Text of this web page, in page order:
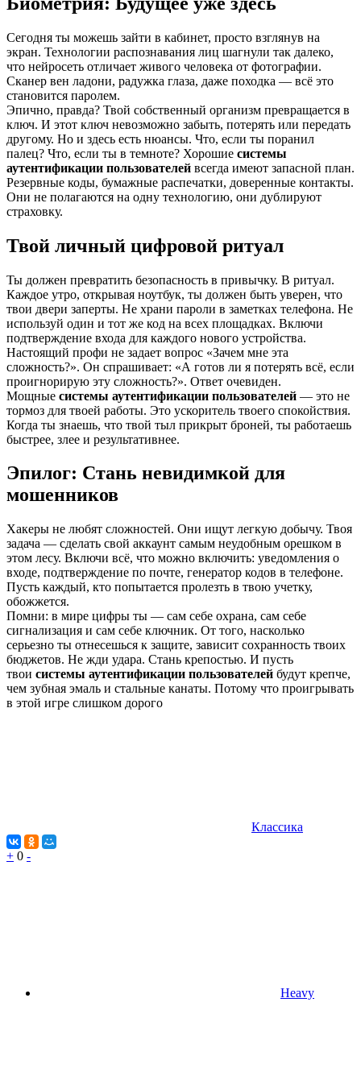
Сегодня ты можешь зайти в кабинет, просто взглянув на
экран. Технологии распознавания лиц шагнули так далеко,
что нейросеть отличает живого человека от фотографии.
Сканер вен ладони, радужка глаза, даже походка — всё это
становится паролем.
Эпично, правда? Твой собственный организм превращается в
ключ. И этот ключ невозможно забыть, потерять или передать
другому. Но и здесь есть нюансы. Что, если ты поранил
палец? Что, если ты в темноте? Хорошие системы
аутентификации пользователей всегда имеют запасной план.
Резервные коды, бумажные распечатки, доверенные контакты.
Они не полагаются на одну технологию, они дублируют
страховку.
Твой личный цифровой ритуал
Ты должен превратить безопасность в привычку. В ритуал.
Каждое утро, открывая ноутбук, ты должен быть уверен, что
твои двери заперты. Не храни пароли в заметках телефона. Не
используй один и тот же код на всех площадках. Включи
подтверждение входа для каждого нового устройства.
Настоящий профи не задает вопрос «Зачем мне эта
сложность?». Он спрашивает: «А готов ли я потерять всё, если
проигнорирую эту сложность?». Ответ очевиден.
Мощные системы аутентификации пользователей — это не
тормоз для твоей работы. Это ускоритель твоего спокойствия.
Когда ты знаешь, что твой тыл прикрыт броней, ты работаешь
быстрее, злее и результативнее.
Эпилог: Стань невидимкой для
мошенников
Хакеры не любят сложностей. Они ищут легкую добычу. Твоя
задача — сделать свой аккаунт самым неудобным орешком в
этом лесу. Включи всё, что можно включить: уведомления о
входе, подтверждение по почте, генератор кодов в телефоне.
Пусть каждый, кто попытается пролезть в твою учетку,
обожжется.
Помни: в мире цифры ты — сам себе охрана, сам себе
сигнализация и сам себе ключник. От того, насколько
серьезно ты отнесешься к защите, зависит сохранность твоих
бюджетов. Не жди удара. Стань крепостью. И пусть
твои системы аутентификации пользователей будут крепче,
чем зубная эмаль и стальные канаты. Потому что проигрывать
в этой игре слишком дорого
Классика
+ 0 -
Heavy